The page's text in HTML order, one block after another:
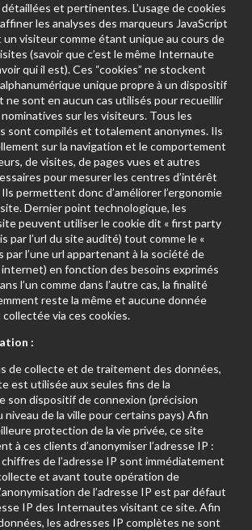
et pertinentes. L’usage de cookies
des marqueurs JavaScript
visiteur comme étant unique au cours de
(savoir que c’est le même Internaute
qui il est). Ces “cookies” ne stockent
ne sont en aucun cas utilisés pour recueillir
sur les visiteurs. Tous les
sont compilés et totalement anonymes. Ils
sur la navigation et le comportement
de visites, de pages vues et autres
pour mesurer les centres d’intérêt
donc d’améliorer l’ergonomie
Dernier point technologique, les
peuvent utiliser le cookie dit « first party
par l’url du site audité) tout comme le «
à la société de
en fonction des besoins exprimés
l’un comme dans l’autre cas, la finalité
reste la même et aucune donnée
personnelle n’est collectée via ces cookies.
:
de collecte et de traitement des données,
est utilisée aux seules fins de la
son dispositif de connexion (précision
de la ville pour certains pays) Afin
protection de la vie privée, ce site
à ces clients d’anonymiser l’adresse IP :
de l’adresse IP sont immédiatement
et avant toute opération de
de l’adresse IP est par défaut
IP des Internautes visitant ce site. Afin
les adresses IP complètes ne sont